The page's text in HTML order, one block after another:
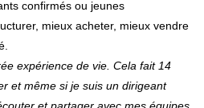
confirmés ou jeunes
mieux acheter, mieux vendre
expérience de vie. Cela fait 14
et même si je suis un dirigeant